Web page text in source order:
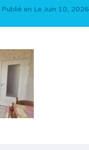
Publié en Le Juin 10, 2026